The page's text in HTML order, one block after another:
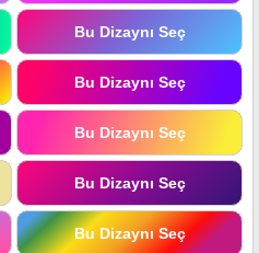
Bu Dizaynı Seç
Bu Dizaynı Seç
Bu Dizaynı Seç
Bu Dizaynı Seç
Bu Dizaynı Seç